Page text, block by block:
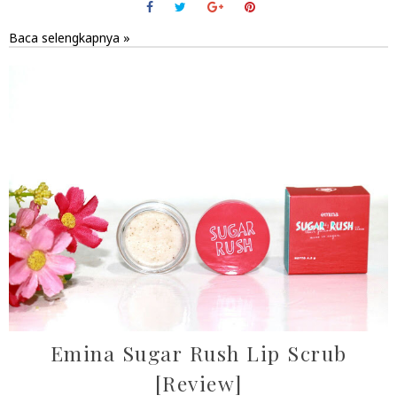
Baca selengkapnya »
Emina Sugar Rush Lip Scrub
[Review]